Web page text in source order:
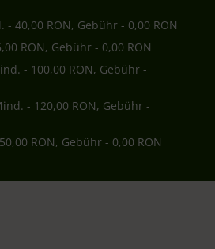
- 40,00 RON, Gebühr - 0,00 RON
RON, Gebühr - 0,00 RON
- 100,00 RON, Gebühr -
- 120,00 RON, Gebühr -
RON, Gebühr - 0,00 RON